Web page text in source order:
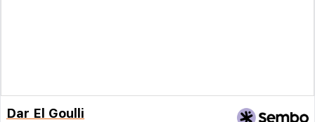
Dar El Goulli